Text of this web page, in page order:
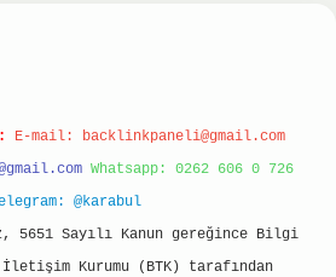
E-mail: backlinkpaneli@gmail.com
Whatsapp: 0262 606 0 726
@karabul
5651 Sayılı Kanun gereğince Bilgi
Kurumu (BTK) tarafından